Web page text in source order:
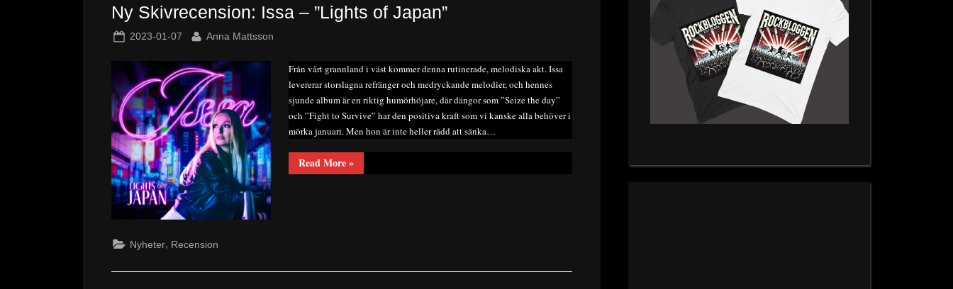
Ny Skivrecension: Issa – ”Lights of Japan”
Posted
2023-01-07 By
Anna Mattsson
Från vårt grannland i väst kommer denna rutinerade, melodiska akt. Issa
levererar storslagna refränger och medryckande melodier, och hennes
sjunde album är en riktig humörhöjare, där dängor som ”Seize the day”
och ”Fight to Survive” har den positiva kraft som vi kanske alla behöver i
mörka januari. Men hon är inte heller rädd att sänka…
Read More“Ny
Skivrecension:
»
Nyheter Recension